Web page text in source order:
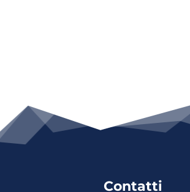
Contatti